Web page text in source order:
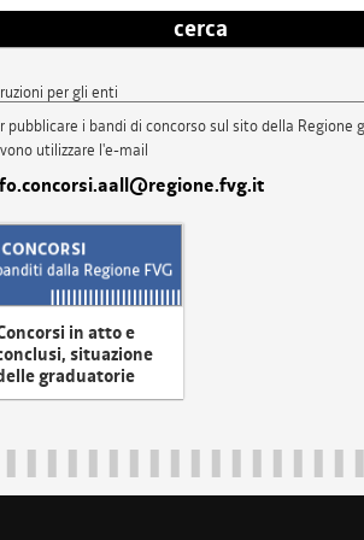
cerca
per gli enti
pubblicare i bandi di concorso sul sito della Regione
utilizzare l'e-mail
in atto e
situazione
graduatorie